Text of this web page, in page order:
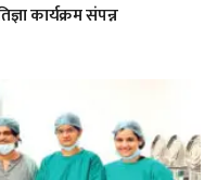
कार्यक्रम संपन्न